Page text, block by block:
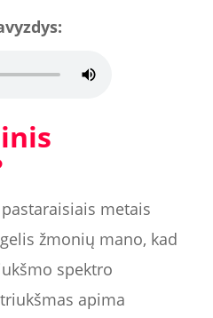
metais
žmonių mano, kad
spektro
apima